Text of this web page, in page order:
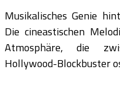
Musikalisches Genie
Die cineastischen
Atmosphäre, die
Hollywood-Blockbuster